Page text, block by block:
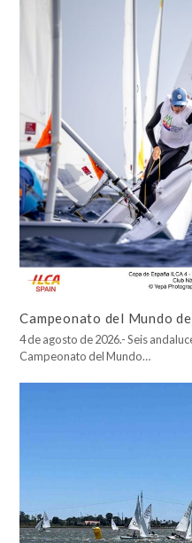
Campeonato del Mundo
4 de agosto de 2026.- Seis
Campeonato del Mundo…